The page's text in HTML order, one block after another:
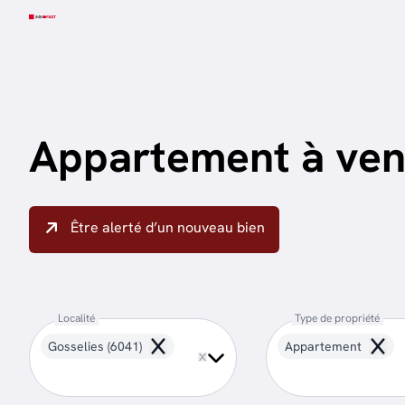
Appartement à
Être alerté d’un nouveau bien
Localité
Gosselies (6041) Remove
Type de propriété
Appartement